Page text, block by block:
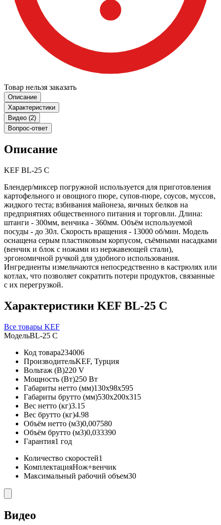
Товар нельзя заказать
Описание
Характеристики
Видео (2)
Вопрос-ответ
Описание
KEF BL-25 C
Блендер/миксер погружной используется для приготовления
картофельного и овощного пюре, супов-пюре, соусов, муссов,
жидкого теста; взбивания майонеза, яичных белков на
предприятиях общественного питания и торговли. Длина:
штанги - 300мм, венчика - 360мм. Объём используемой
посуды - до 30л. Скорость вращения - 13000 об/мин. Модель
оснащена серым пластиковым корпусом, съёмными насадками
(венчик и блок с ножами из нержавеющей стали),
эргономичной ручкой для удобного использования.
Ингредиенты измельчаются непосредственно в кастрюлях или
котлах, что позволяет сократить потери продуктов, связанные
с их перегрузкой.
Характеристики KEF BL-25 C
Все товары KEF
МодельBL-25 C
Код товара234006
ПроизводительKEF, Турция
Вольтаж (В)220 V
Мощность (Вт)250 Вт
Габариты нетто (мм)130x98x595
Габариты брутто (мм)530x200x315
Вес нетто (кг)3.15
Вес брутто (кг)4.98
Объём нетто (м3)0,007580
Объём брутто (м3)0,033390
Гарантия1 год
Количество скоростей1
КомплектацияНож+венчик
Максимальный рабочий объем30
Видео